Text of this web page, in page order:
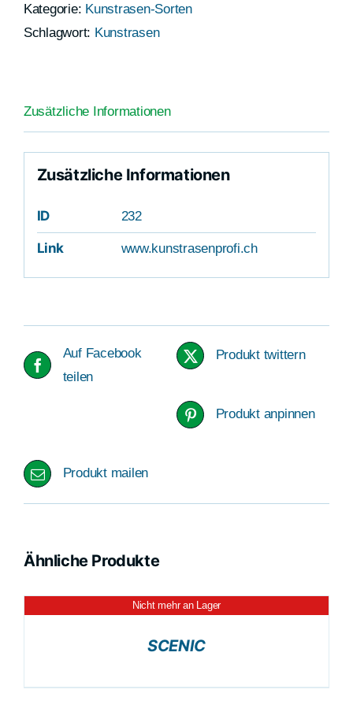
Kategorie: Kunstrasen-Sorten
Schlagwort: Kunstrasen
Zusätzliche Informationen
Zusätzliche Informationen
ID 232
Link www.kunstrasenprofi.ch
Auf Facebook
teilen
Produkt twittern
Produkt anpinnen
Produkt mailen
Ähnliche Produkte
Nicht mehr an Lager
DETAILS
SCENIC